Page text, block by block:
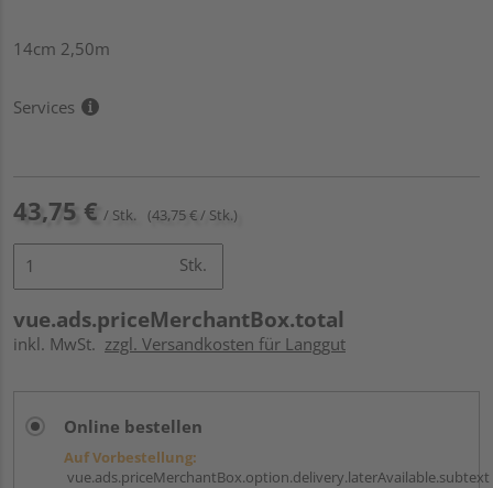
14cm 2,50m
Services
43,75 € / Stk. (43,75 € / Stk.)
Stk.
vue.ads.priceMerchantBox.total
inkl. MwSt. zzgl. Versandkosten für Langgut
Online bestellen
Auf Vorbestellung:
vue.ads.priceMerchantBox.option.delivery.laterAvailable.subtext